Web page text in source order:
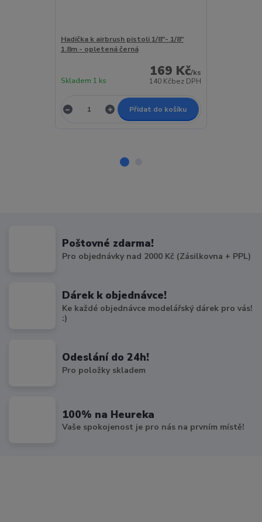
Hadička k airbrush pistoli 1/8"- 1/8"
1.8m - opletená černá
169 Kč/ks
140 Kčbez DPH
Skladem 1 ks
Přidat do košíku
Poštovné zdarma!
Pro objednávky nad 2000 Kč (Zásilkovna + PPL)
Dárek k objednávce!
Ke každé objednávce modelářský dárek pro vás!
:)
Odeslání do 24h!
Pro položky skladem
100% na Heureka
Vaše spokojenost je pro nás na prvním místě!